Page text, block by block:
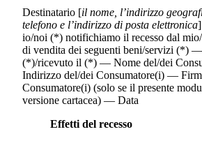
Destinatario [il nome, l’indirizzo
telefono e l’indirizzo di posta elettronica
io/noi (*) notifichiamo il recesso dal
di vendita dei seguenti beni/servizi (*)
(*)/ricevuto il (*) — Nome del/dei
Indirizzo del/dei Consumatore(i) —
Consumatore(i) (solo se il presente
versione cartacea) — Data
Effetti del recesso